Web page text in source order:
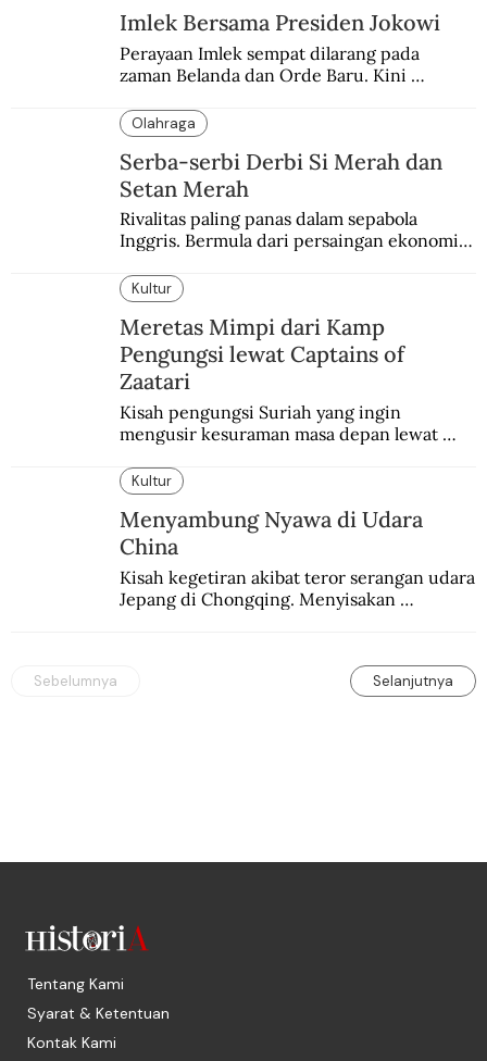
Imlek Bersama Presiden Jokowi
Perayaan Imlek sempat dilarang pada
zaman Belanda dan Orde Baru. Kini
Olahraga
Serba-serbi Derbi Si Merah dan
Setan Merah
Rivalitas paling panas dalam sepabola
Inggris. Bermula dari persaingan ekonomi
Kultur
Meretas Mimpi dari Kamp
Pengungsi lewat Captains of
Zaatari
Kisah pengungsi Suriah yang ingin
mengusir kesuraman masa depan lewat
humanis.
Kultur
Menyambung Nyawa di Udara
China
Kisah kegetiran akibat teror serangan udara
Jepang di Chongqing. Menyisakan
Sebelumnya Selanjutnya
Tentang Kami
Syarat & Ketentuan
Kontak Kami